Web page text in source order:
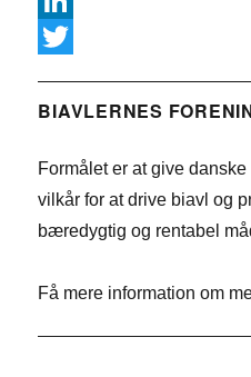
a
e
o
L
n
e
n
w
t
r
BIAVLERNES
Formålet er at give
vilkår for at drive biavl og
bæredygtig og rentabel
Få mere information om